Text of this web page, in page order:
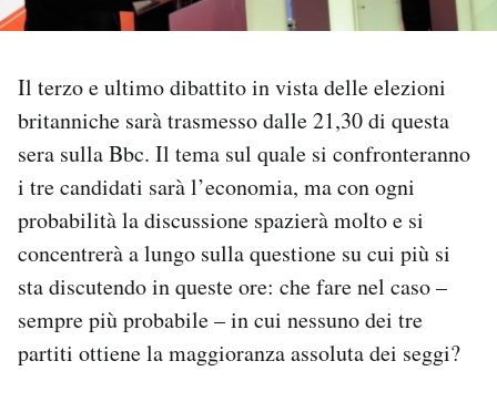
NEWSLETTER
I MIEI PREFERITI
SHOP
AREA PERSONALE
Area Personale
Il terzo e ultimo dibattito in vista delle elezioni
britanniche sarà trasmesso dalle 21,30 di questa
sera sulla Bbc. Il tema sul quale si confronteranno
i tre candidati sarà l’economia, ma con ogni
probabilità la discussione spazierà molto e si
concentrerà a lungo sulla questione su cui più si
sta discutendo in queste ore: che fare nel caso –
sempre più probabile – in cui nessuno dei tre
partiti ottiene la maggioranza assoluta dei seggi?